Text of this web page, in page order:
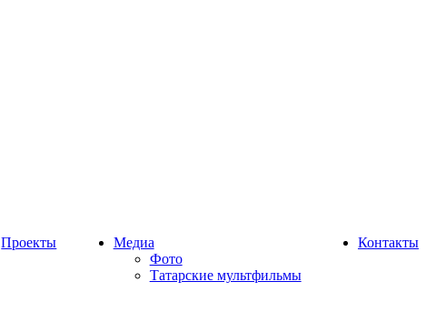
Проекты
Медиа
Фото
Татарские мультфильмы
Контакты